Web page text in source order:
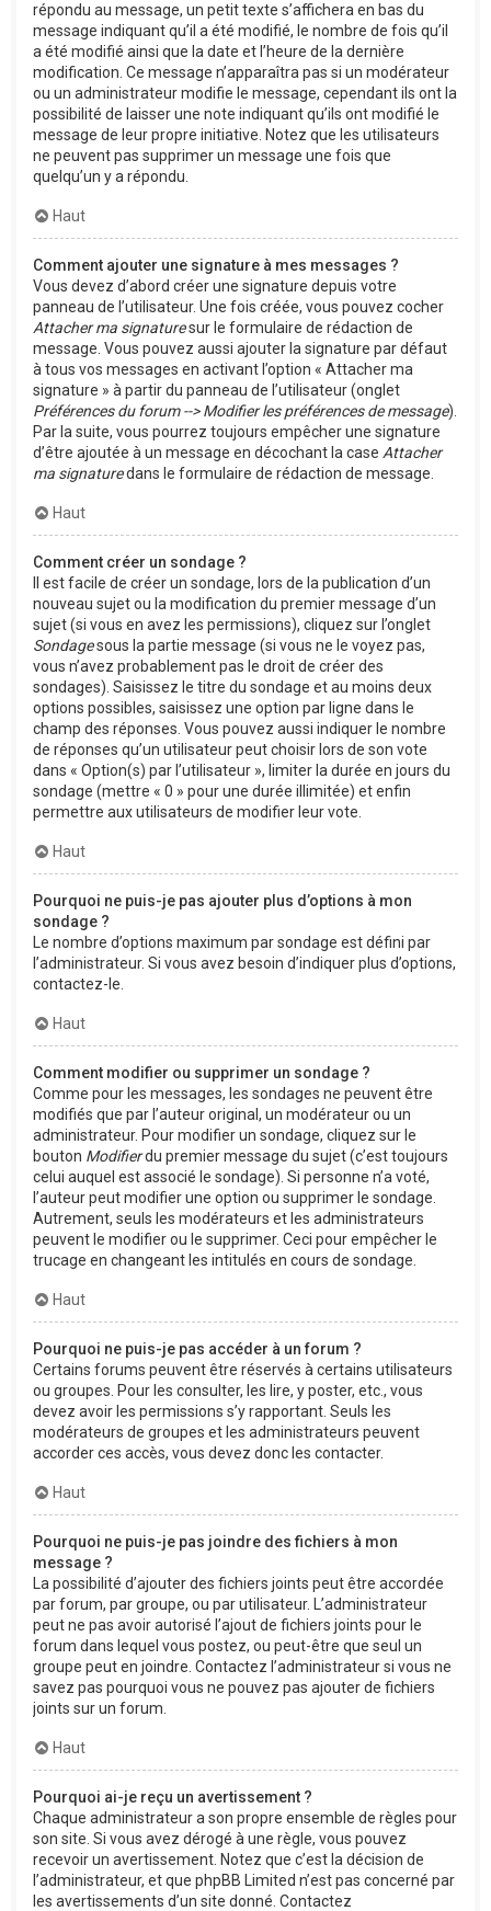
répondu au message, un petit texte s’affichera en bas du
message indiquant qu’il a été modifié, le nombre de fois qu’il
a été modifié ainsi que la date et l’heure de la dernière
modification. Ce message n’apparaîtra pas si un modérateur
ou un administrateur modifie le message, cependant ils ont la
possibilité de laisser une note indiquant qu’ils ont modifié le
message de leur propre initiative. Notez que les utilisateurs
ne peuvent pas supprimer un message une fois que
quelqu’un y a répondu.
Haut
Comment ajouter une signature à mes messages ?
Vous devez d’abord créer une signature depuis votre
panneau de l’utilisateur. Une fois créée, vous pouvez cocher
Attacher ma signaturesur le formulaire de rédaction de
message. Vous pouvez aussi ajouter la signature par défaut
à tous vos messages en activant l’option « Attacher ma
signature » à partir du panneau de l’utilisateur (onglet
Préférences du forum --> Modifier les préférences de message).
Par la suite, vous pourrez toujours empêcher une signature
d’être ajoutée à un message en décochant la case Attacher
ma signaturedans le formulaire de rédaction de message.
Haut
Comment créer un sondage ?
Il est facile de créer un sondage, lors de la publication d’un
nouveau sujet ou la modification du premier message d’un
sujet (si vous en avez les permissions), cliquez sur l’onglet
Sondagesous la partie message (si vous ne le voyez pas,
vous n’avez probablement pas le droit de créer des
sondages). Saisissez le titre du sondage et au moins deux
options possibles, saisissez une option par ligne dans le
champ des réponses. Vous pouvez aussi indiquer le nombre
de réponses qu’un utilisateur peut choisir lors de son vote
dans « Option(s) par l’utilisateur », limiter la durée en jours du
sondage (mettre « 0 » pour une durée illimitée) et enfin
permettre aux utilisateurs de modifier leur vote.
Haut
Pourquoi ne puis-je pas ajouter plus d’options à mon
sondage ?
Le nombre d’options maximum par sondage est défini par
l’administrateur. Si vous avez besoin d’indiquer plus d’options,
contactez-le.
Haut
Comment modifier ou supprimer un sondage ?
Comme pour les messages, les sondages ne peuvent être
modifiés que par l’auteur original, un modérateur ou un
administrateur. Pour modifier un sondage, cliquez sur le
bouton Modifierdu premier message du sujet (c’est toujours
celui auquel est associé le sondage). Si personne n’a voté,
l’auteur peut modifier une option ou supprimer le sondage.
Autrement, seuls les modérateurs et les administrateurs
peuvent le modifier ou le supprimer. Ceci pour empêcher le
trucage en changeant les intitulés en cours de sondage.
Haut
Pourquoi ne puis-je pas accéder à un forum ?
Certains forums peuvent être réservés à certains utilisateurs
ou groupes. Pour les consulter, les lire, y poster, etc., vous
devez avoir les permissions s’y rapportant. Seuls les
modérateurs de groupes et les administrateurs peuvent
accorder ces accès, vous devez donc les contacter.
Haut
Pourquoi ne puis-je pas joindre des fichiers à mon
message ?
La possibilité d’ajouter des fichiers joints peut être accordée
par forum, par groupe, ou par utilisateur. L’administrateur
peut ne pas avoir autorisé l’ajout de fichiers joints pour le
forum dans lequel vous postez, ou peut-être que seul un
groupe peut en joindre. Contactez l’administrateur si vous ne
savez pas pourquoi vous ne pouvez pas ajouter de fichiers
joints sur un forum.
Haut
Pourquoi ai-je reçu un avertissement ?
Chaque administrateur a son propre ensemble de règles pour
son site. Si vous avez dérogé à une règle, vous pouvez
recevoir un avertissement. Notez que c’est la décision de
l’administrateur, et que phpBB Limited n’est pas concerné par
les avertissements d’un site donné. Contactez